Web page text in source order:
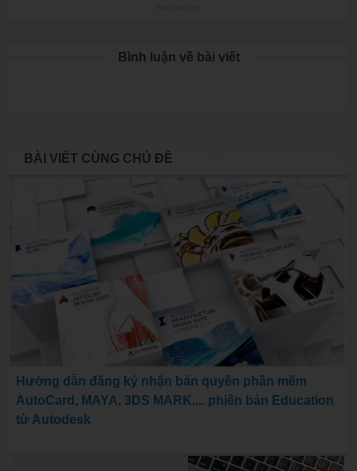
Bình luận về bài viết
BÀI VIẾT CÙNG CHỦ ĐỀ
Hướng dẫn đăng ký nhận bản quyền phần mềm
AutoCard, MAYA, 3DS MARK,... phiên bản Education
từ Autodesk